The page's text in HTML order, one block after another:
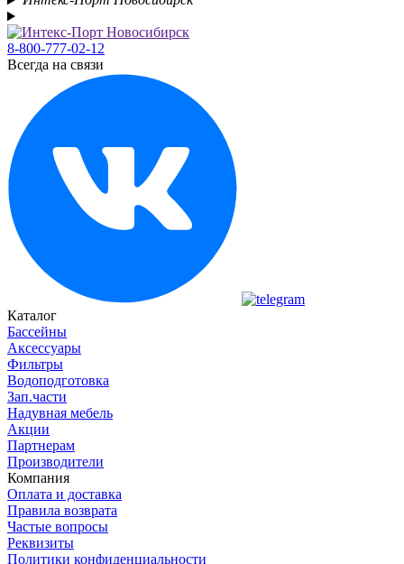
8-800-777-02-12
Всегда на связи
Каталог
Бассейны
Аксессуары
Фильтры
Водоподготовка
Зап.части
Надувная мебель
Акции
Партнерам
Производители
Компания
Оплата и доставка
Правила возврата
Частые вопросы
Реквизиты
Политики конфиденциальности